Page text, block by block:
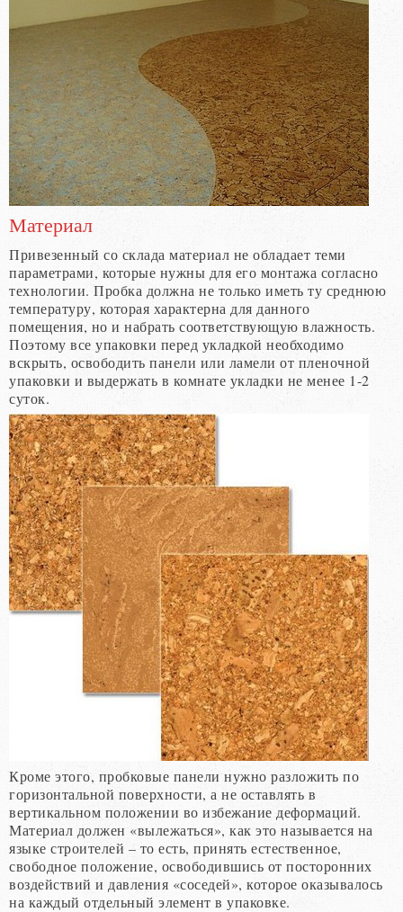
Материал
Привезенный со склада материал не обладает теми
параметрами, которые нужны для его монтажа согласно
технологии. Пробка должна не только иметь ту среднюю
температуру, которая характерна для данного
помещения, но и набрать соответствующую влажность.
Поэтому все упаковки перед укладкой необходимо
вскрыть, освободить панели или ламели от пленочной
упаковки и выдержать в комнате укладки не менее 1-2
суток.
Кроме этого, пробковые панели нужно разложить по
горизонтальной поверхности, а не оставлять в
вертикальном положении во избежание деформаций.
Материал должен «вылежаться», как это называется на
языке строителей – то есть, принять естественное,
свободное положение, освободившись от посторонних
воздействий и давления «соседей», которое оказывалось
на каждый отдельный элемент в упаковке.